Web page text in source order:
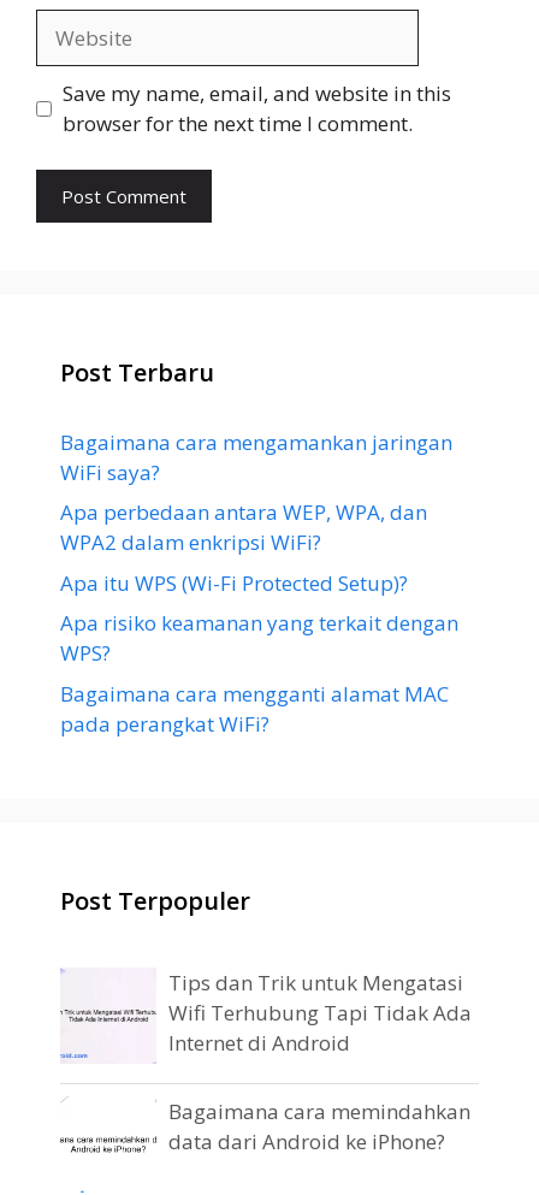
Save my name, email, and website in this
browser for the next time I comment.
Post Terbaru
Bagaimana cara mengamankan jaringan
WiFi saya?
Apa perbedaan antara WEP, WPA, dan
WPA2 dalam enkripsi WiFi?
Apa itu WPS (Wi-Fi Protected Setup)?
Apa risiko keamanan yang terkait dengan
WPS?
Bagaimana cara mengganti alamat MAC
pada perangkat WiFi?
Post Terpopuler
Tips dan Trik untuk Mengatasi
Wifi Terhubung Tapi Tidak Ada
Internet di Android
Bagaimana cara memindahkan
data dari Android ke iPhone?